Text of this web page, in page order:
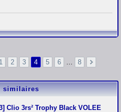
1 2 3 4 5 6 … 8
similaires
Clio 3rs² Trophy Black VOLEE